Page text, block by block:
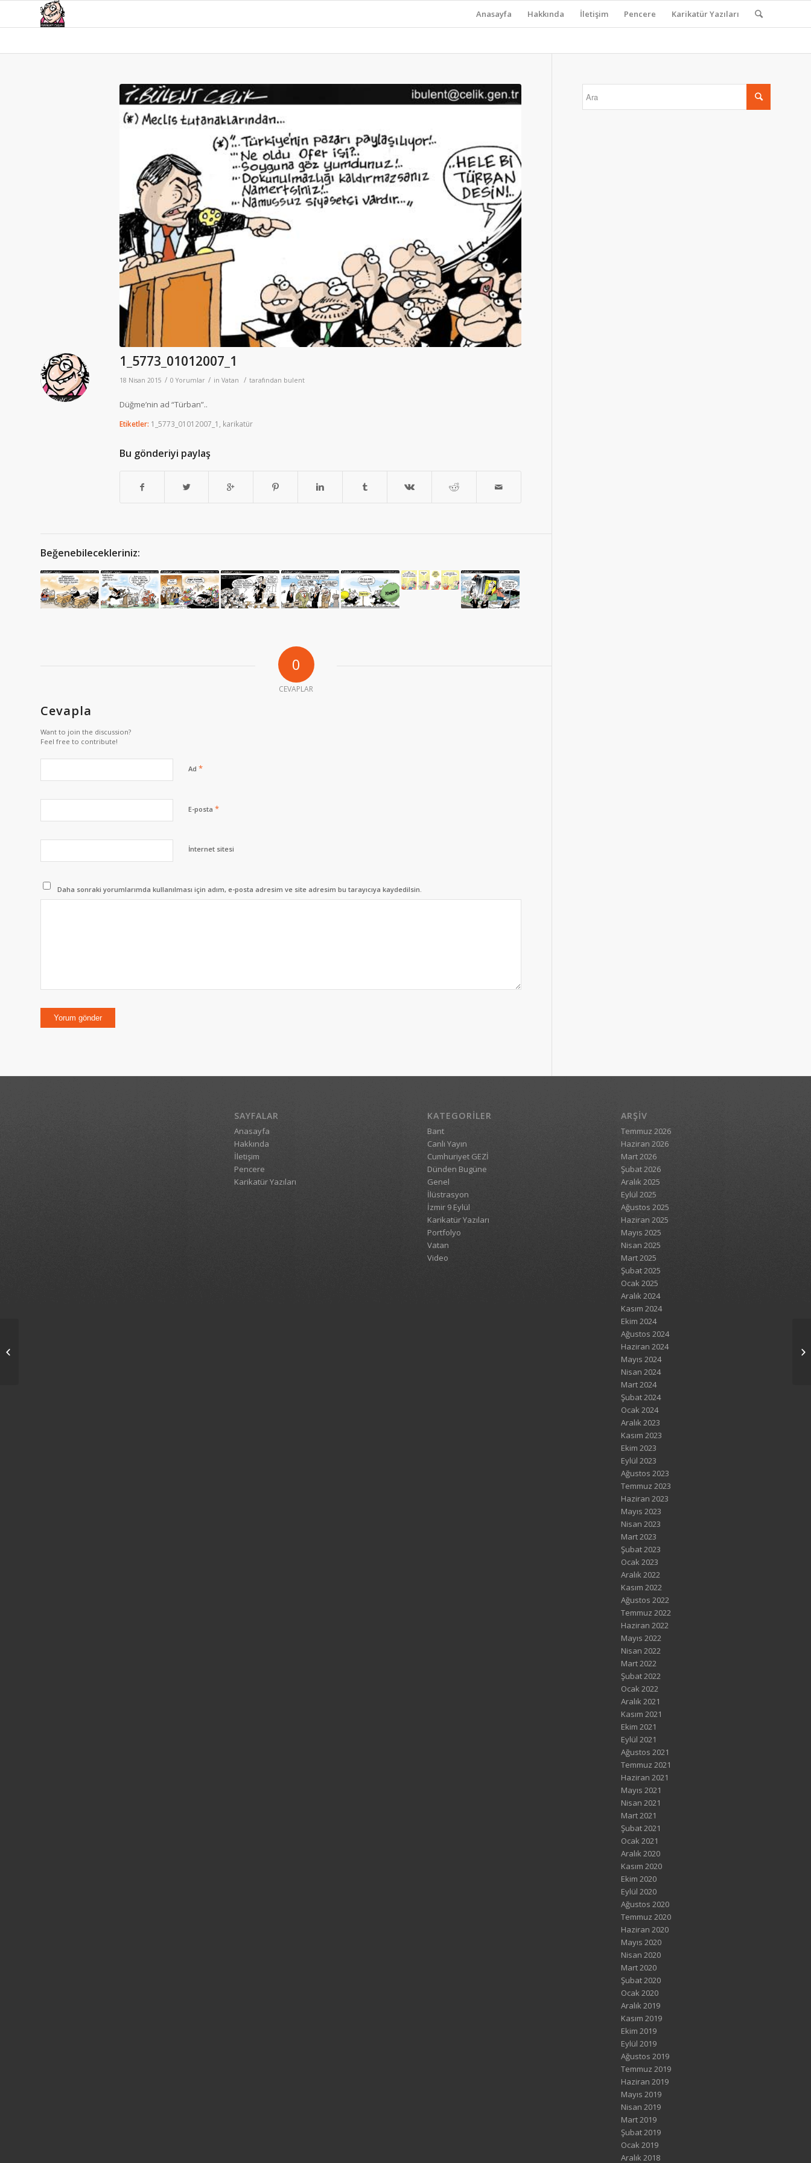
Anasayfa Hakkında İletişim Pencere Karikatür Yazıları
1_5773_01012007_1
18 Nisan 2015 / 0 Yorumlar / in Vatan / tarafından bulent
Düğme’nin ad “Türban”..
Etiketler: 1_5773_01012007_1 karikatür
Bu gönderiyi paylaş
Beğenebilecekleriniz:
0
CEVAPLAR
Cevapla
Want to join the discussion?
Feel free to contribute!
Ad *
E-posta *
İnternet sitesi
Daha sonraki yorumlarımda kullanılması için adım, e-posta adresim ve site adresim bu tarayıcıya kaydedilsin.
SAYFALAR
Anasayfa
Hakkında
İletişim
Pencere
Karikatür Yazıları
KATEGORILER
Bant
Canlı Yayın
Cumhuriyet GEZİ
Dünden Bugüne
Genel
İlüstrasyon
İzmir 9 Eylül
Karikatür Yazıları
Portfolyo
Vatan
Video
ARŞIV
Temmuz 2026
Haziran 2026
Mart 2026
Şubat 2026
Aralık 2025
Eylül 2025
Ağustos 2025
Haziran 2025
Mayıs 2025
Nisan 2025
Mart 2025
Şubat 2025
Ocak 2025
Aralık 2024
Kasım 2024
Ekim 2024
Ağustos 2024
Haziran 2024
Mayıs 2024
Nisan 2024
Mart 2024
Şubat 2024
Ocak 2024
Aralık 2023
Kasım 2023
Ekim 2023
Eylül 2023
Ağustos 2023
Temmuz 2023
Haziran 2023
Mayıs 2023
Nisan 2023
Mart 2023
Şubat 2023
Ocak 2023
Aralık 2022
Kasım 2022
Ağustos 2022
Temmuz 2022
Haziran 2022
Mayıs 2022
Nisan 2022
Mart 2022
Şubat 2022
Ocak 2022
Aralık 2021
Kasım 2021
Ekim 2021
Eylül 2021
Ağustos 2021
Temmuz 2021
Haziran 2021
Mayıs 2021
Nisan 2021
Mart 2021
Şubat 2021
Ocak 2021
Aralık 2020
Kasım 2020
Ekim 2020
Eylül 2020
Ağustos 2020
Temmuz 2020
Haziran 2020
Mayıs 2020
Nisan 2020
Mart 2020
Şubat 2020
Ocak 2020
Aralık 2019
Kasım 2019
Ekim 2019
Eylül 2019
Ağustos 2019
Temmuz 2019
Haziran 2019
Mayıs 2019
Nisan 2019
Mart 2019
Şubat 2019
Ocak 2019
Aralık 2018